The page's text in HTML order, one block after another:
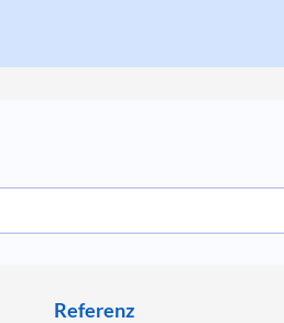
Referenz